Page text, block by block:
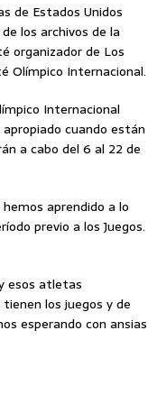
de Estados Unidos
los archivos de la
organizador de Los
Olímpico Internacional.
Internacional
cuando están
a cabo del 6 al 22 de
aprendido a lo
previo a los Juegos.
esos atletas
los juegos y de
esperando con ansias